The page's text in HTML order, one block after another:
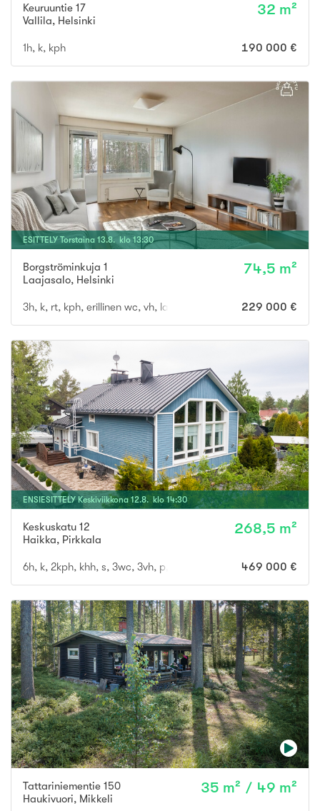
Keuruuntie 17
Vallila, Helsinki
32 m²
1h, k, kph 190 000 €
ESITTELY Torstaina 13.8. klo 13:30
Borgströminkuja 1
Laajasalo, Helsinki
74,5 m²
3h, k, rt, kph, erillinen wc, vh, lasitettu parveke 229 000 €
ENSIESITTELY Keskiviikkona 12.8. klo 14:30
Keskuskatu 12
Haikka, Pirkkala
268,5 m²
6h, k, 2kph, khh, s, 3wc, 3vh, p, terassi, läm.var, ak469 000 €
Tattariniementie 150
Haukivuori, Mikkeli
35 m² / 49 m²